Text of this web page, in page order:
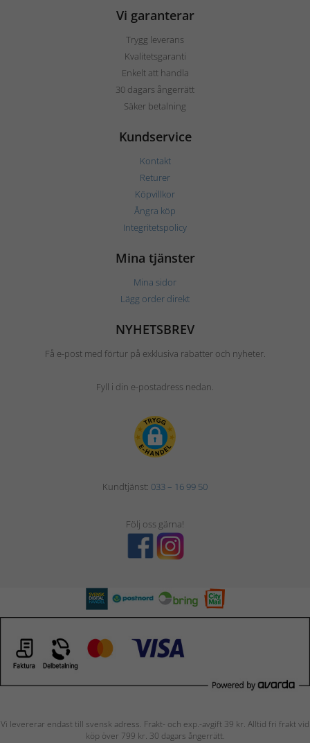
Vi garanterar
Trygg leverans
Kvalitetsgaranti
Enkelt att handla
30 dagars ångerrätt
Säker betalning
Kundservice
Kontakt
Returer
Köpvillkor
Ångra köp
Integritetspolicy
Mina tjänster
Mina sidor
Lägg order direkt
NYHETSBREV
Få e-post med förtur på exklusiva rabatter och nyheter.
Fyll i din e-postadress nedan.
Kundtjänst: 033 – 16 99 50
Följ oss gärna!
Vi levererar endast till svensk adress. Frakt- och exp.-avgift 39 kr. Alltid fri frakt vid
köp över 799 kr. 30 dagars ångerrätt.